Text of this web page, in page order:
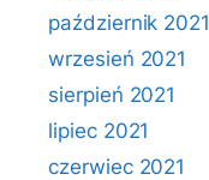
październik 2021
wrzesień 2021
sierpień 2021
lipiec 2021
czerwiec 2021